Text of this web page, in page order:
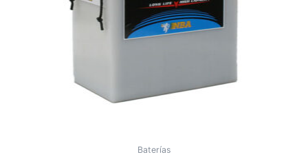
Baterías